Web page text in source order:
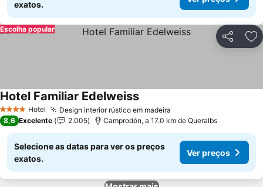
exatos.
Partilhar
Escolha popular
4 EstrelasHotel Design interior rústico em madeira
Hotel Familiar EdelweissVer preços
8,6 Excelente 2.005 Camprodón, a 17.0 km de Queralbs
Selecione as datas para ver os preços
exatos.
Ver preços